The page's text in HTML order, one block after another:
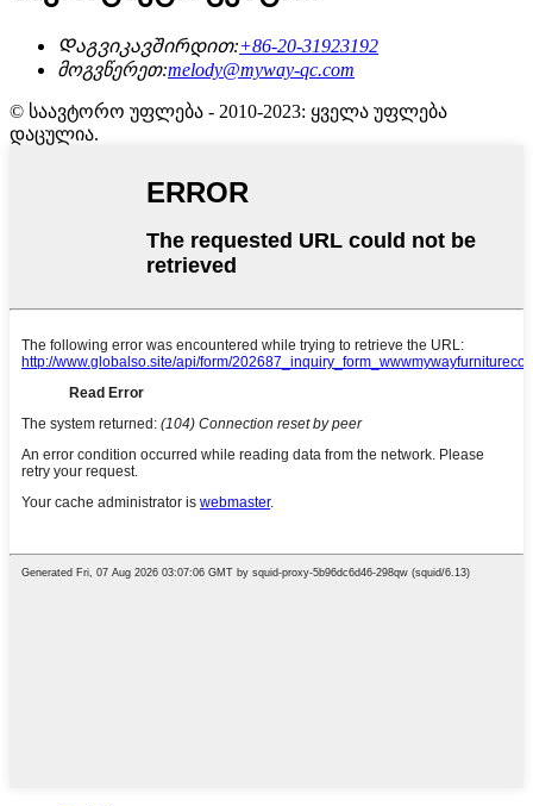
Დაგვიკავშირდით:+86-20-31923192
მოგვწერეთ:melody@myway-qc.com
© საავტორო უფლება - 2010-2023: ყველა უფლება
დაცულია.